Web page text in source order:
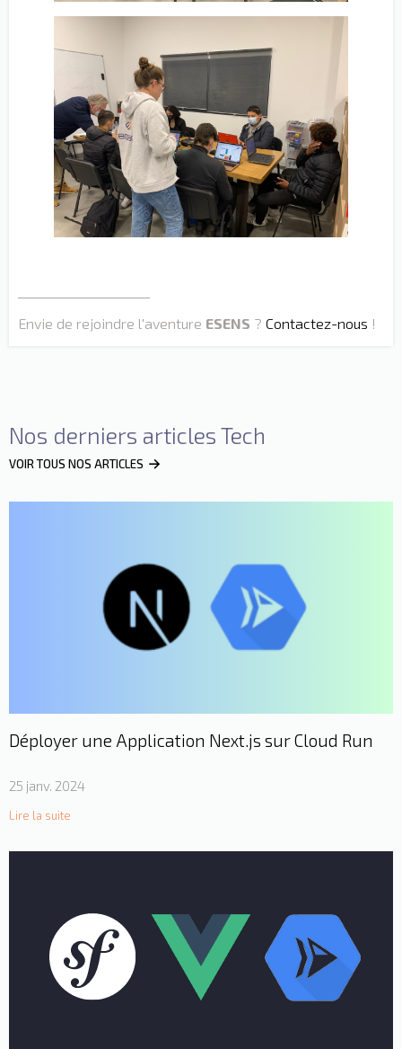
Envie de rejoindre l'aventure ESENS ? Contactez-nous !
Nos derniers articles Tech
VOIR TOUS NOS ARTICLES
Déployer une Application Next.js sur Cloud Run
25 janv. 2024
Lire la suite